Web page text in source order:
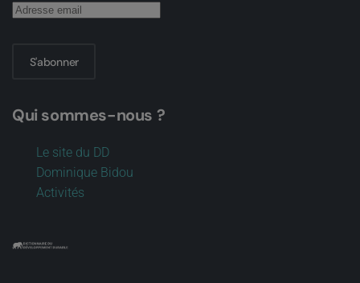
S'abonner
Qui sommes-nous ?
Le site du DD
Dominique Bidou
Activités